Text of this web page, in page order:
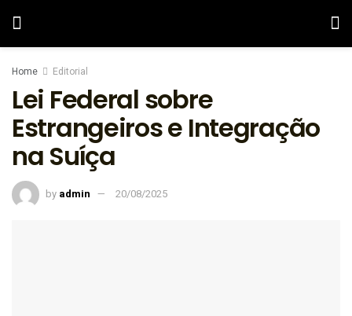
Home Editorial
Lei Federal sobre
Estrangeiros e Integração
na Suíça
by admin 20/08/2025